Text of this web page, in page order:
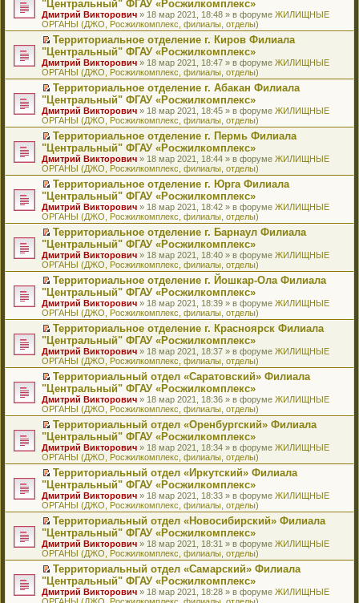
и
ю
щ
е
н
и
ю
у
с
о
о
б
щ
е
н
и
ю
н
н
о
м
с
о
о
б
щ
е
н
и
ю
и
т
а
н
н
о
м
у
с
о
о
б
щ
е
н
и
ю
е
п
р
о
ч
и
т
а
н
н
о
м
у
с
о
о
б
щ
е
н
и
ю
в
о
м
у
н
е
п
р
о
ч
и
т
а
н
н
о
м
у
с
о
о
б
щ
е
н
и
ю
и
к
п
е
р
в
о
м
у
н
е
п
р
о
ч
и
т
а
н
н
о
м
у
с
о
о
б
щ
е
н
и
ю
е
р
е
й
т
и
к
п
е
р
в
о
м
у
н
е
п
р
о
ч
и
т
а
н
н
о
м
у
с
о
о
б
щ
е
н
и
ю
"Центральный" ФГАУ «Росжилкомплекс»
Дмитрий Викторович » 18 мар 2021, 18:48 » в форуме ЖИЛИЩНЫЕ
ОРГАНЫ (ДЖО, Росжилкомплекс, филиалы, отделы)
П
е
р
е
й
т
и
к
п
е
р
в
о
м
у
н
е
п
р
о
ч
и
т
а
н
н
о
м
у
с
о
о
б
щ
е
н
и
ю
Территориальное отделение г. Киров Филиала
"Центральный" ФГАУ «Росжилкомплекс»
Дмитрий Викторович » 18 мар 2021, 18:47 » в форуме ЖИЛИЩНЫЕ
ОРГАНЫ (ДЖО, Росжилкомплекс, филиалы, отделы)
П
е
р
е
й
т
и
к
п
е
р
в
о
м
у
н
е
п
р
о
ч
и
т
а
н
н
о
м
у
с
о
о
б
щ
е
н
и
ю
Территориальное отделение г. Абакан Филиала
"Центральный" ФГАУ «Росжилкомплекс»
Дмитрий Викторович » 18 мар 2021, 18:45 » в форуме ЖИЛИЩНЫЕ
ОРГАНЫ (ДЖО, Росжилкомплекс, филиалы, отделы)
П
е
р
е
й
т
и
к
п
е
р
в
о
м
у
н
е
п
р
о
ч
и
т
а
н
н
о
м
у
с
о
о
б
щ
е
н
и
ю
Территориальное отделение г. Пермь Филиала
"Центральный" ФГАУ «Росжилкомплекс»
Дмитрий Викторович » 18 мар 2021, 18:44 » в форуме ЖИЛИЩНЫЕ
ОРГАНЫ (ДЖО, Росжилкомплекс, филиалы, отделы)
П
е
р
е
й
т
и
к
п
е
р
в
о
м
у
н
е
п
р
о
ч
и
т
а
н
н
о
м
у
с
о
о
б
щ
е
н
и
ю
Территориальное отделение г. Юрга Филиала
"Центральный" ФГАУ «Росжилкомплекс»
Дмитрий Викторович » 18 мар 2021, 18:42 » в форуме ЖИЛИЩНЫЕ
ОРГАНЫ (ДЖО, Росжилкомплекс, филиалы, отделы)
П
е
р
е
й
т
и
к
п
е
р
в
о
м
у
н
е
п
р
о
ч
и
т
а
н
н
о
м
у
с
о
о
б
щ
е
н
и
ю
Территориальное отделение г. Барнаул Филиала
"Центральный" ФГАУ «Росжилкомплекс»
Дмитрий Викторович » 18 мар 2021, 18:40 » в форуме ЖИЛИЩНЫЕ
ОРГАНЫ (ДЖО, Росжилкомплекс, филиалы, отделы)
П
е
р
е
й
т
и
к
п
е
р
в
о
м
у
н
е
п
р
о
ч
и
т
а
н
н
о
м
у
с
о
о
б
Территориальное отделение г. Йошкар-Ола Филиала
"Центральный" ФГАУ «Росжилкомплекс»
Дмитрий Викторович » 18 мар 2021, 18:39 » в форуме ЖИЛИЩНЫЕ
ОРГАНЫ (ДЖО, Росжилкомплекс, филиалы, отделы)
П
е
р
е
й
т
и
к
п
е
р
в
о
м
у
н
е
п
р
о
ч
и
т
а
н
н
о
м
Территориальное отделение г. Красноярск Филиала
"Центральный" ФГАУ «Росжилкомплекс»
Дмитрий Викторович » 18 мар 2021, 18:37 » в форуме ЖИЛИЩНЫЕ
ОРГАНЫ (ДЖО, Росжилкомплекс, филиалы, отделы)
П
е
р
е
й
т
и
к
п
е
р
в
о
м
у
н
е
п
р
о
ч
и
т
Территориальный отдел «Саратовский» Филиала
"Центральный" ФГАУ «Росжилкомплекс»
Дмитрий Викторович » 18 мар 2021, 18:36 » в форуме ЖИЛИЩНЫЕ
ОРГАНЫ (ДЖО, Росжилкомплекс, филиалы, отделы)
П
е
р
е
й
т
и
к
п
е
р
в
о
м
у
н
е
п
Территориальный отдел «Оренбургский» Филиала
"Центральный" ФГАУ «Росжилкомплекс»
Дмитрий Викторович » 18 мар 2021, 18:34 » в форуме ЖИЛИЩНЫЕ
ОРГАНЫ (ДЖО, Росжилкомплекс, филиалы, отделы)
П
е
р
е
й
т
и
к
п
е
р
в
о
Территориальный отдел «Иркутский» Филиала
"Центральный" ФГАУ «Росжилкомплекс»
Дмитрий Викторович » 18 мар 2021, 18:33 » в форуме ЖИЛИЩНЫЕ
ОРГАНЫ (ДЖО, Росжилкомплекс, филиалы, отделы)
П
е
р
е
й
т
и
к
Территориальный отдел «Новосибирский» Филиала
"Центральный" ФГАУ «Росжилкомплекс»
Дмитрий Викторович » 18 мар 2021, 18:31 » в форуме ЖИЛИЩНЫЕ
ОРГАНЫ (ДЖО, Росжилкомплекс, филиалы, отделы)
П
е
р
Территориальный отдел «Самарский» Филиала
"Центральный" ФГАУ «Росжилкомплекс»
Дмитрий Викторович » 18 мар 2021, 18:28 » в форуме ЖИЛИЩНЫЕ
ОРГАНЫ (ДЖО, Росжилкомплекс, филиалы, отделы)